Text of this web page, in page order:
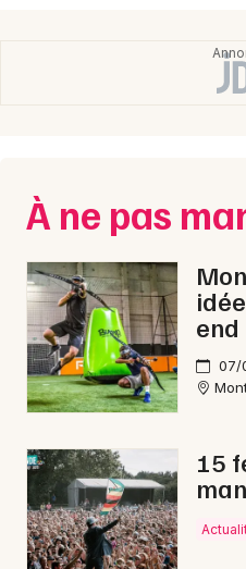
Magazine à Roussillon
26 - Drôme
Choisir mes
Mon email
À ne pas
end
07/
15